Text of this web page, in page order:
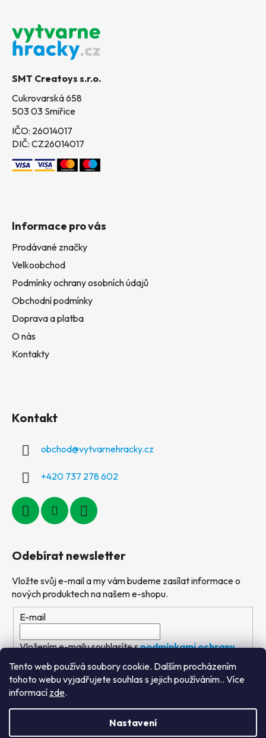
Tento web používá soubory cookie. Dalším procházením
tohoto webu vyjadřujete souhlas s jejich používáním.. Více
informací zde.
Nastavení
SMT Creatoys s.r.o.
Cukrovarská 658
503 03 Smiřice
IČO: 26014017
DIČ: CZ26014017
Informace pro vás
Prodávané značky
Velkoobchod
Podmínky ochrany osobních údajů
Obchodní podmínky
Doprava a platba
O nás
Kontakty
Kontakt
obchod@vytvarnehracky.cz
+420 737 278 602
Odebírat newsletter
Vložte svůj e-mail a my vám budeme zasílat informace o
nových produktech na našem e-shopu.
E-mail
Vložením e-mailu souhlasíte spodmínkami ochrany
osobních údajů
PŘIHLÁSIT SE